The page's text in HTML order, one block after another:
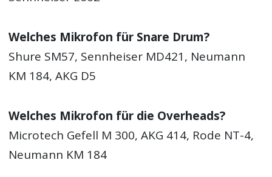
Welches Mikrofon für Snare Drum?
Shure SM57, Sennheiser MD421, Neumann
KM 184, AKG D5
Welches Mikrofon für die Overheads?
Microtech Gefell M 300, AKG 414, Rode NT-4,
Neumann KM 184